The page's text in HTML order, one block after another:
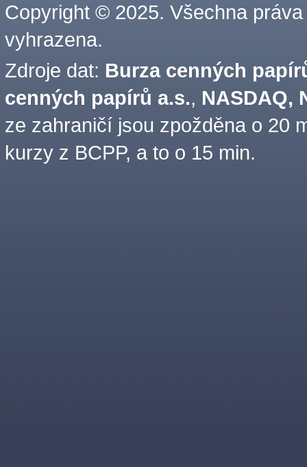
Copyright © 2025. Všechna práva
vyhrazena.
Zdroje dat: Burza cenných
cenných papírů a.s., NASDAQ,
ze zahraničí jsou zpožděna o 20
kurzy z BCPP, a to o 15 min.